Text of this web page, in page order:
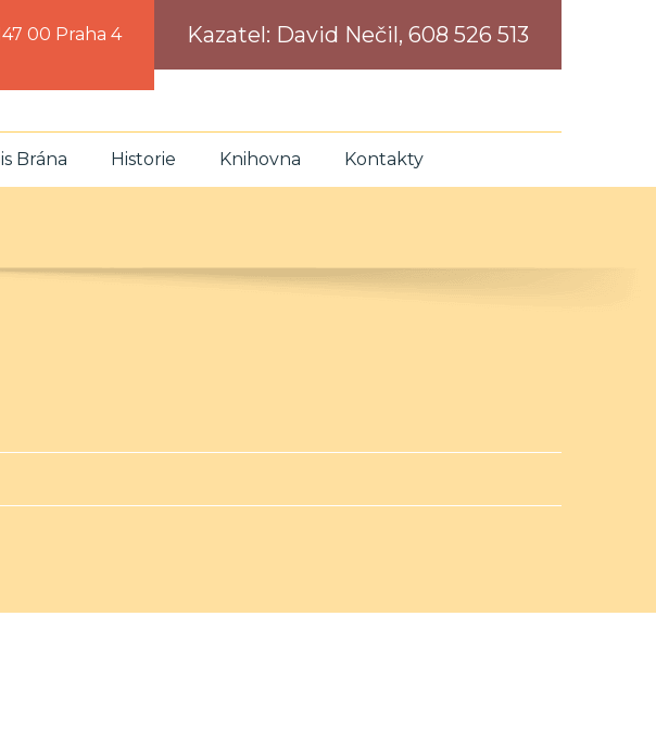
00 Praha 4
Kazatel: David Nečil, 608 526 513
Brána Historie Knihovna Kontakty